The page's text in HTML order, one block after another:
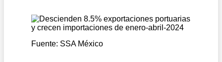
Fuente: SSA México